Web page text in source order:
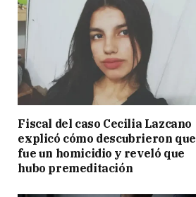
Fiscal del caso Cecilia Lazcano
explicó cómo descubrieron que
fue un homicidio y reveló que
hubo premeditación